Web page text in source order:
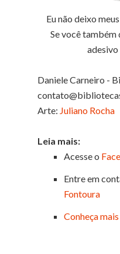
Eu não deixo
Se você também
Daniele Carneiro -
Arte: Juliano Rocha
Leia mais:
Acesse o
Entre em
Fontoura
Conheça